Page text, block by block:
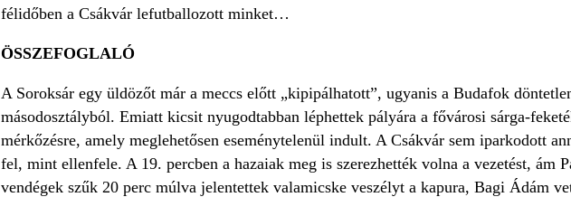
félidőben a Csákvár lefutballozott minket…
ÖSSZEFOGLALÓ
A Soroksár egy üldözőt már a meccs előtt „kipipálhatott”, ugyanis a Budafok
másodosztályból. Emiatt kicsit nyugodtabban léphettek pályára a fővárosi sárga-
mérkőzésre, amely meglehetősen eseménytelenül indult. A Csákvár sem iparkodott
fel, mint ellenfele. A 19. percben a hazaiak meg is szerezhették volna a vezetést, ám
vendégek szűk 20 perc múlva jelentettek valamicske veszélyt a kapura, Bagi Ádám